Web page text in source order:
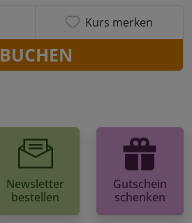
Kurs merken
BUCHEN
Newsletter
bestellen
Gutschein
schenken